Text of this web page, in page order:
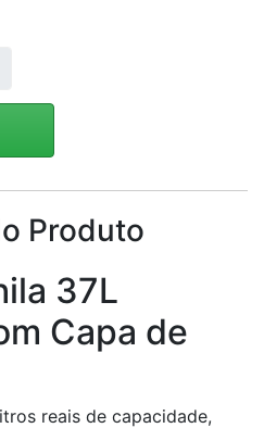
Produto
37L
Capa de
reais de capacidade,